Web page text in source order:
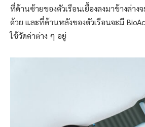
ที่ด้านซ้ายของตัวเรือนเยื้องลงมาข้างล่าง
ด้วย และที่ด้านหลังของตัวเรือนจะมี
ใช้วัดค่าต่าง ๆ อยู่